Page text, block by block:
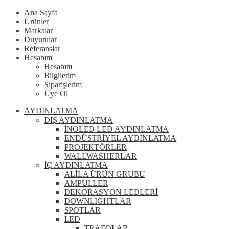
Ana Sayfa
Ürünler
Markalar
Duyurular
Referanslar
Hesabım
Hesabım
Bilgilerim
Siparişlerim
Üye Ol
AYDINLATMA
DIŞ AYDINLATMA
İNOLED LED AYDINLATMA
ENDÜSTRİYEL AYDINLATMA
PROJEKTÖRLER
WALLWASHERLAR
İÇ AYDINLATMA
ALİLA ÜRÜN GRUBU
AMPULLER
DEKORASYON LEDLERİ
DOWNLIGHTLAR
SPOTLAR
LED